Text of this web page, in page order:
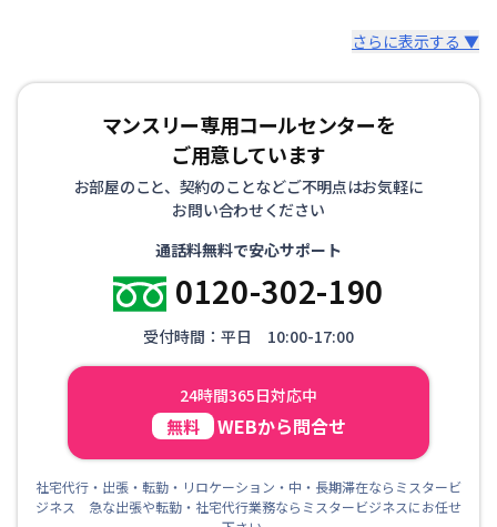
さらに表示する ▼
マンスリー専用コールセンターを
ご用意しています
お部屋のこと、契約のことなどご不明点はお気軽に
お問い合わせください
通話料無料で安心サポート
0120-302-190
受付時間：平日 10:00-17:00
24時間365日対応中
無料 WEBから問合せ
社宅代行・出張・転勤・リロケーション・中・長期滞在ならミスタービ
ジネス 急な出張や転勤・社宅代行業務ならミスタービジネスにお任せ